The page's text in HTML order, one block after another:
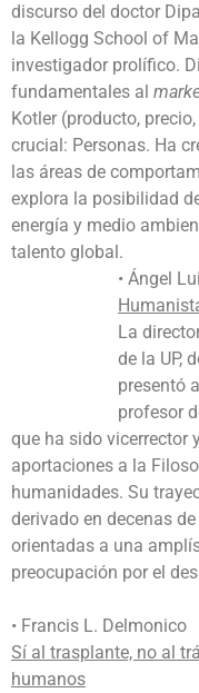
discurso del doctor
la Kellogg School of
investigador prolífico.
fundamentales al
Kotler (producto,
crucial: Personas. Ha
las áreas de
explora la posibilidad
energía y medio
talento global.
• Ángel
La
de la UP,
presentó
profesor
que ha sido vicerrector
aportaciones a la
humanidades. Su
derivado en decenas
orientadas a una
preocupación por el
• Francis L. Delmonico
Sí al trasplante, no al
humanos